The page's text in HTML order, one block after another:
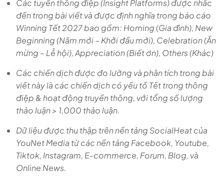
Các tuyến thông điệp (Insight Platforms) được nhắc
đến trong bài viết và được định nghĩa trong báo cáo
Winning Tết 2027 bao gồm: Homing (Gia đình), New
Beginning (Năm mới – Khởi đầu mới), Celebration (Ăn
mừng – Lễ hội), Appreciation (Biết ơn), Others (Khác)
Các chiến dịch được đo lường và phân tích trong bài
viết này là các chiến dịch có yếu tố Tết trong thông
điệp & hoạt động truyền thông, với tổng số lượng
thảo luận > 1,000 thảo luận.
Dữ liệu được thu thập trên nền tảng SocialHeat của
YouNet Media từ các nền tảng Facebook, Youtube,
Tiktok, Instagram, E-commerce, Forum, Blog, và
Online News.